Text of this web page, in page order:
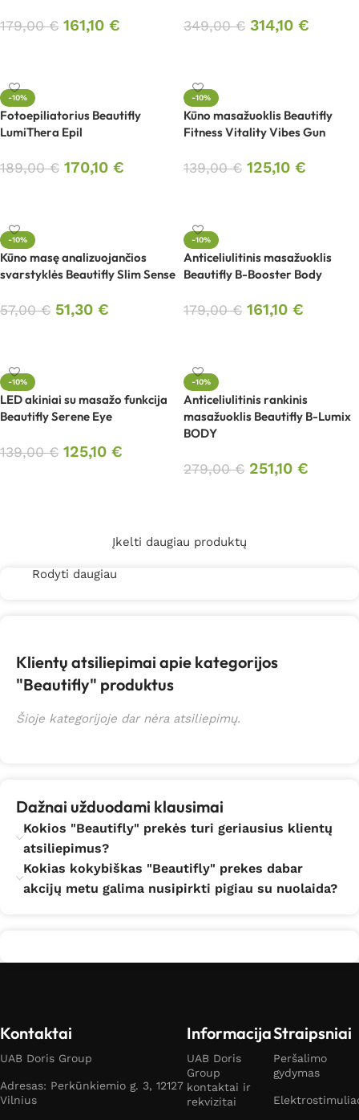
179,00€ 161,10 € 349,00€ 314,10 €
-10%
Fotoepiliatorius Beautifly
LumiThera Epil
189,00€ 170,10 €
-10%
Kūno masažuoklis Beautifly
Fitness Vitality Vibes Gun
139,00€ 125,10 €
-10%
Kūno masę analizuojančios
svarstyklės Beautifly Slim Sense
57,00€ 51,30 €
-10%
Anticeliulitinis masažuoklis
Beautifly B-Booster Body
179,00€ 161,10 €
-10%
LED akiniai su masažo funkcija
Beautifly Serene Eye
139,00€ 125,10 €
-10%
Anticeliulitinis rankinis
masažuoklis Beautifly B-Lumix
BODY
279,00€ 251,10 €
Įkelti daugiau produktų
Rodyti daugiau
Klientų atsiliepimai apie kategorijos
"Beautifly" produktus
Šioje kategorijoje dar nėra atsiliepimų.
Dažnai užduodami klausimai
Kokios "Beautifly" prekės turi geriausius klientų
atsiliepimus?
Kokias kokybiškas "Beautifly" prekes dabar
akcijų metu galima nusipirkti pigiau su nuolaida?
Kontaktai
UAB Doris Group
Adresas: Perkūnkiemio g. 3, 12127
Vilnius
Informacija
UAB Doris
Group
kontaktai ir
rekvizitai
Straipsniai
Peršalimo
gydymas